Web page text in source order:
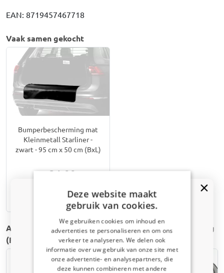
EAN: 8719457467718
Vaak samen gekocht
Bumperbescherming mat
Kleinmetall Starliner -
zwart - 95 cm x 50 cm (BxL)
€ 21,00
Uit voorraad leverbaar
Andere Kofferbakhoezen voor de BMW 5 Serie Touring
(F11) | 2010-2017
Deze website maakt
gebruik van cookies.
We gebruiken cookies om inhoud en
advertenties te personaliseren en om ons
verkeer te analyseren. We delen ook
informatie over uw gebruik van onze site met
onze advertentie- en analysepartners, die
deze kunnen combineren met andere
Kortingscode van 5% ontvangen?
Vertel ons waar u voor winkelt om uw korting te
ontvangen. Ik winkel voor mijn: